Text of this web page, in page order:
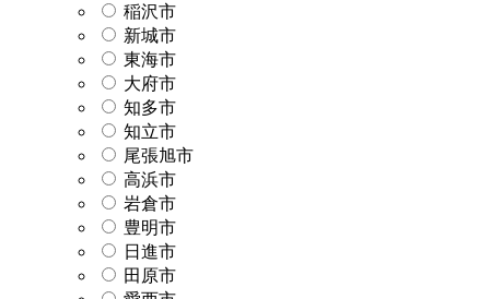
稲沢市
新城市
東海市
大府市
知多市
知立市
尾張旭市
高浜市
岩倉市
豊明市
日進市
田原市